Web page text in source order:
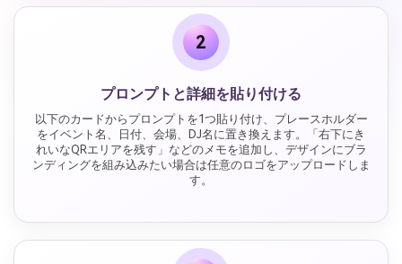
2
プロンプトと詳細を貼り付ける
以下のカードからプロンプトを1つ貼り付け、プレースホルダー
をイベント名、日付、会場、DJ名に置き換えます。「右下にき
れいなQRエリアを残す」などのメモを追加し、デザインにブラ
ンディングを組み込みたい場合は任意のロゴをアップロードしま
す。